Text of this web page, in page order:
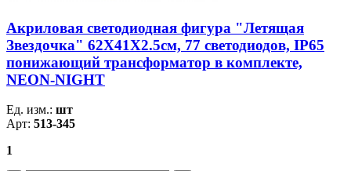
Акриловая светодиодная фигура "Летящая
Звездочка" 62X41X2.5см, 77 светодиодов, IP65
понижающий трансформатор в комплекте,
NEON-NIGHT
Ед. изм.: шт
Арт: 513-345
1